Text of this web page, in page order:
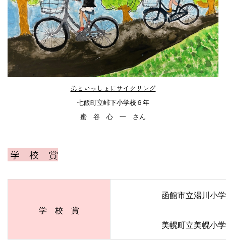
弟といっしょにサイクリング
七飯町立峠下小学校６年
蜜 谷 心 一 さん
学 校 賞
学 校 賞
函館市立湯川小
美幌町立美幌小